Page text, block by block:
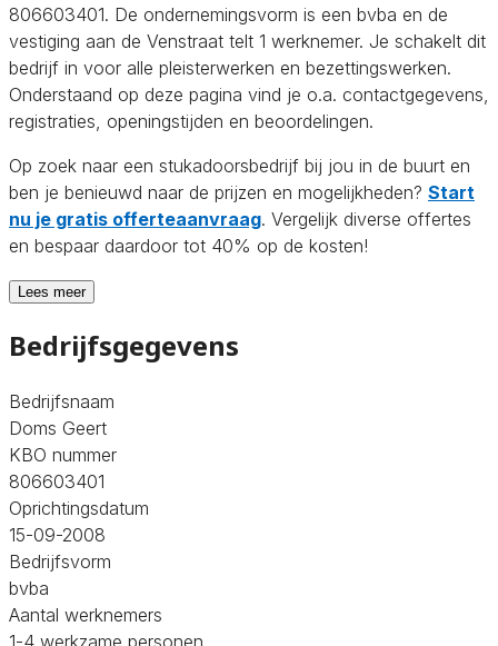
806603401. De ondernemingsvorm is een bvba en de
vestiging aan de Venstraat telt 1 werknemer. Je schakelt dit
bedrijf in voor alle pleisterwerken en bezettingswerken.
Onderstaand op deze pagina vind je o.a. contactgegevens,
registraties, openingstijden en beoordelingen.
Op zoek naar een stukadoorsbedrijf bij jou in de buurt en
ben je benieuwd naar de prijzen en mogelijkheden? Start
nu je gratis offerteaanvraag. Vergelijk diverse offertes
en bespaar daardoor tot 40% op de kosten!
Lees meer
Bedrijfsgegevens
Bedrijfsnaam
Doms Geert
KBO nummer
806603401
Oprichtingsdatum
15-09-2008
Bedrijfsvorm
bvba
Aantal werknemers
1-4 werkzame personen